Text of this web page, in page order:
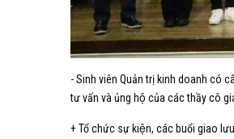
- Sinh viên Quản trị kinh doanh có
tư vấn và ủng hộ của các thầy cô
+ Tổ chức sự kiện, các buổi giao